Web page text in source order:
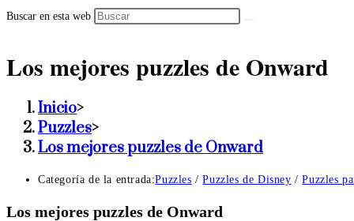
Buscar en esta web
Los mejores puzzles de Onward
Inicio>
Puzzles>
Los mejores puzzles de Onward
Categoría de la entrada:Puzzles / Puzzles de Disney / Puzzles
Los mejores puzzles de Onward